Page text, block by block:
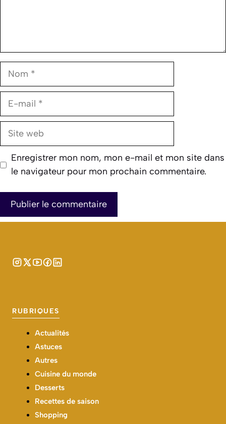
Nom
E-
Site
Enregistrer mon nom, mon e-mail et mon site dans
le navigateur pour mon prochain commentaire.
RUBRIQUES
Actualités
Astuces
Autres
Cuisine du monde
Desserts
Recettes de saison
Shopping